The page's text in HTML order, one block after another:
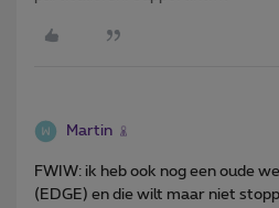
Martin
FWIW: ik heb ook nog een oude
(EDGE) en die wilt maar niet